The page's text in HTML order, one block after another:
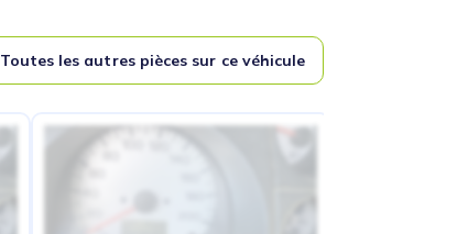
Toutes les autres pièces sur ce véhicule